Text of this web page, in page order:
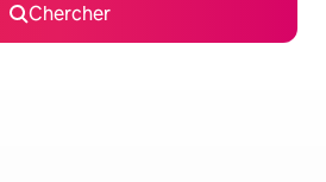
Chercher